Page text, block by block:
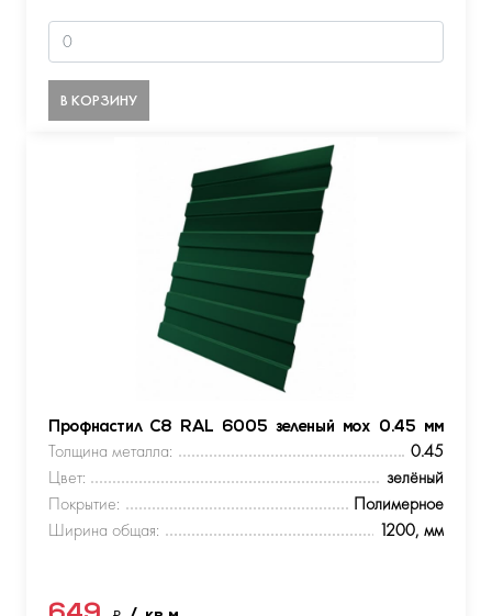
В КОРЗИНУ
Профнастил С8 RAL 6005 зеленый мох 0.45 мм
Толщина металла:
0.45
Цвет:
зелёный
Покрытие:
Полимерное
Ширина общая:
1200, мм